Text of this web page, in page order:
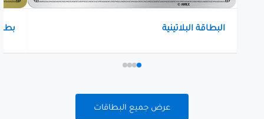
البطاقة البلاتينية
عرض جميع البطاقات